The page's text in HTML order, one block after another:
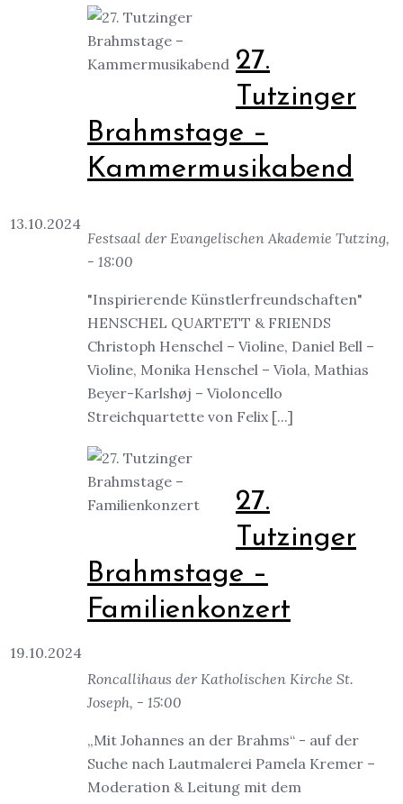
13.10.2024
27.
Tutzinger
Brahmstage –
Kammermusikabend
Festsaal der Evangelischen Akademie Tutzing,
- 18:00
"Inspirierende Künstlerfreundschaften"
HENSCHEL QUARTETT & FRIENDS
Christoph Henschel – Violine, Daniel Bell –
Violine, Monika Henschel – Viola, Mathias
Beyer-Karlshøj – Violoncello
Streichquartette von Felix [...]
19.10.2024
27.
Tutzinger
Brahmstage –
Familienkonzert
Roncallihaus der Katholischen Kirche St.
Joseph, - 15:00
„Mit Johannes an der Brahms“ - auf der
Suche nach Lautmalerei Pamela Kremer –
Moderation & Leitung mit dem